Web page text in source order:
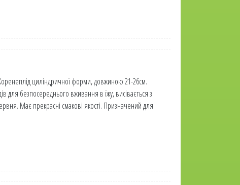
циліндричної форми, довжиною 21-26см.
для безпосереднього вживання в їжу, висівається з
Має прекрасні смакові якості. Призначений для